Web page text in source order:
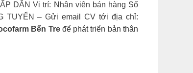
DẪN Vị trí: Nhân viên bán hàng Số
TUYỂN – Gửi email CV tới địa chỉ:
Bến Tre để phát triển bản thân